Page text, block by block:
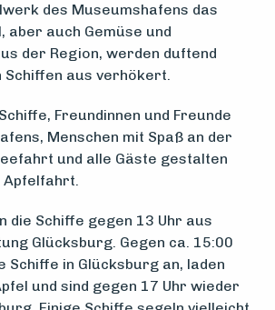
des Museumshafens das
aber auch Gemüse und
der Region, werden duftend
Schiffen aus verhökert.
Freundinnen und Freunde
Menschen mit Spaß an der
und alle Gäste gestalten
Apfelfahrt.
die Schiffe gegen 13 Uhr aus
Glücksburg. Gegen ca. 15:00
Schiffe in Glücksburg an, laden
und sind gegen 17 Uhr wieder